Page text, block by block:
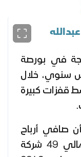
في بورصة
أساس سنوي، خلال
الأولى 2022، وسط قفزات كبيرة
صافي أرباح
الشركات المدرجة الـ 47 من إجمالي 49 شركة